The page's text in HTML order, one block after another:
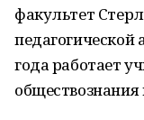
факультет
педагогической
года работает